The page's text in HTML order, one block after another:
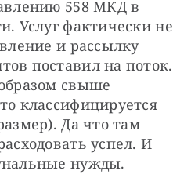
558 МКД в
Услуг фактически не
и рассылку
поставил на поток.
свыше
классифицируется
Да что там
успел. И
нужды.